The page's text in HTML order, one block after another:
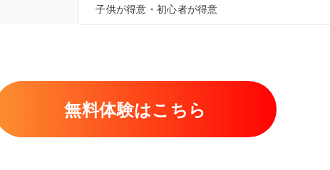
子供が得意・初心者が得意
無料体験はこちら